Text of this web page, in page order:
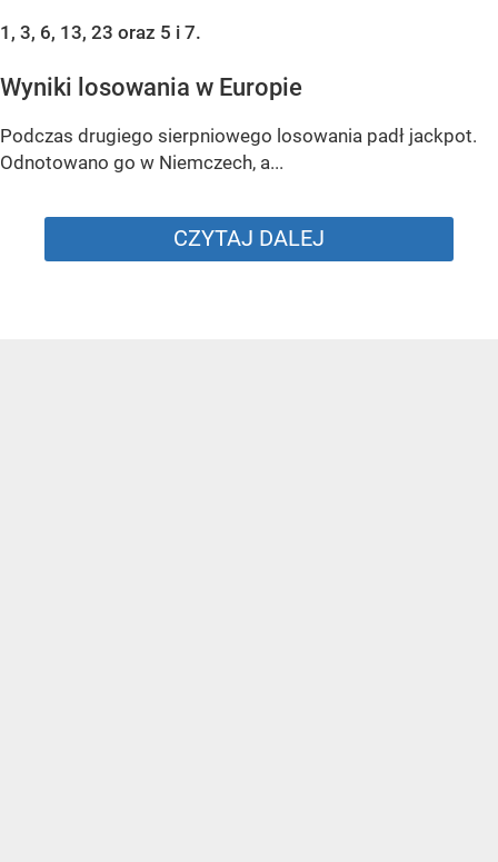
1, 3, 6, 13, 23 oraz 5 i 7.
Wyniki losowania w Europie
Podczas drugiego sierpniowego losowania padł jackpot.
Odnotowano go w Niemczech, a...
CZYTAJ DALEJ